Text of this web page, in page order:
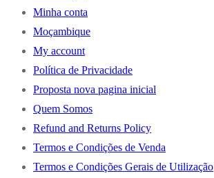
Minha conta
Moçambique
My account
Política de Privacidade
Proposta nova pagina inicial
Quem Somos
Refund and Returns Policy
Termos e Condições de Venda
Termos e Condições Gerais de Utilização